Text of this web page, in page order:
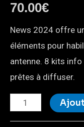
70.00€
News 2024 offre
éléments pour
antenne. 8 kits
prêtes à diffuser.